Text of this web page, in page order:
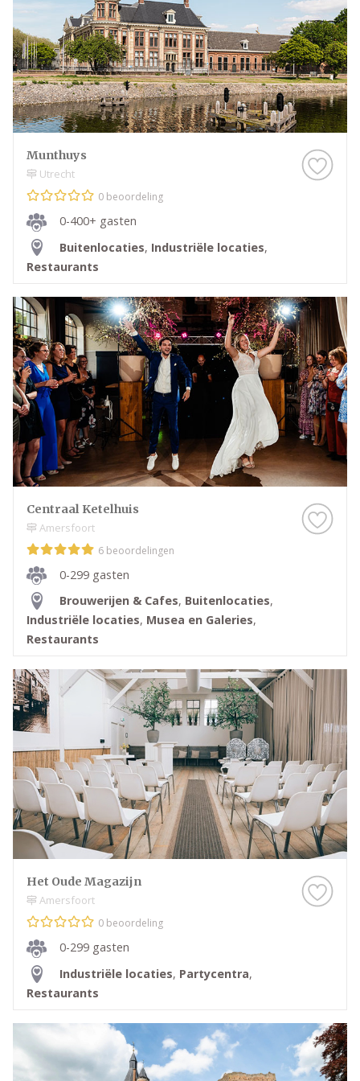
Munthuys
Utrecht
0 beoordeling
0-400+ gasten
Buitenlocaties, Industriële locaties,
Restaurants
Centraal Ketelhuis
Amersfoort
6 beoordelingen
0-299 gasten
Brouwerijen & Cafes, Buitenlocaties,
Industriële locaties, Musea en Galeries,
Restaurants
Het Oude Magazijn
Amersfoort
0 beoordeling
0-299 gasten
Industriële locaties, Partycentra,
Restaurants